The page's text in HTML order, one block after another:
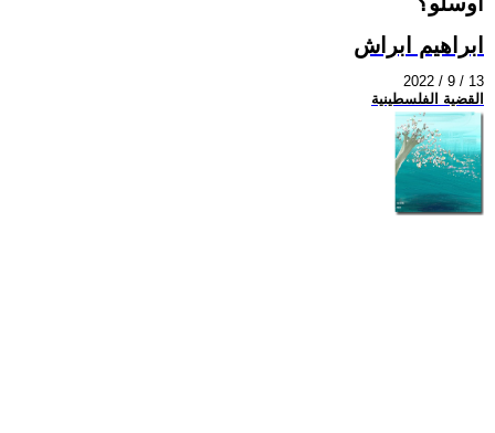
ابراهيم ابراش
2022 / 9 / 13
القضية الفلسطينية